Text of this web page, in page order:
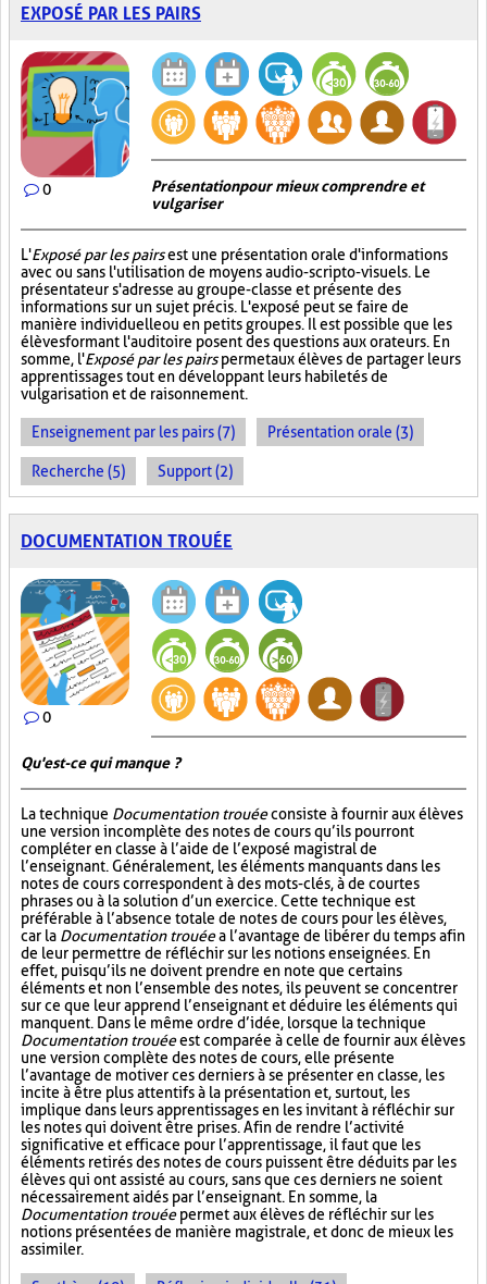
EXPOSÉ PAR LES PAIRS
0
Présentation pour mieux comprendre et
vulgariser
L'Exposé par les pairsest une présentation orale d'informations
avec ou sans l'utilisation de moyens audio-scripto-visuels. Le
présentateur s'adresse au groupe-classe et présente des
informations sur un sujet précis. L'exposé peut se faire de
manière individuelle ou en petits groupes. Il est possible que les
élèves formant l'auditoire posent des questions aux orateurs. En
somme, l'Exposé par les pairspermet aux élèves de partager leurs
apprentissages tout en développant leurs habiletés de
vulgarisation et de raisonnement.
Enseignement par les pairs (7) Présentation orale (3)
Recherche (5) Support (2)
DOCUMENTATION TROUÉE
0
Qu'est-ce qui manque ?
La technique Documentation trouéeconsiste à fournir aux élèves
une version incomplète des notes de cours qu’ils pourront
compléter en classe à l’aide de l’exposé magistral de
l’enseignant. Généralement, les éléments manquants dans les
notes de cours correspondent à des mots-clés, à de courtes
phrases ou à la solution d’un exercice. Cette technique est
préférable à l’absence totale de notes de cours pour les élèves,
car la Documentation trouéea l’avantage de libérer du temps afin
de leur permettre de réfléchir sur les notions enseignées. En
effet, puisqu’ils ne doivent prendre en note que certains
éléments et non l’ensemble des notes, ils peuvent se concentrer
sur ce que leur apprend l’enseignant et déduire les éléments qui
manquent. Dans le même ordre d’idée, lorsque la technique
Documentation trouéeest comparée à celle de fournir aux élèves
une version complète des notes de cours, elle présente
l’avantage de motiver ces derniers à se présenter en classe, les
incite à être plus attentifs à la présentation et, surtout, les
implique dans leurs apprentissages en les invitant à réfléchir sur
les notes qui doivent être prises. Afin de rendre l’activité
significative et efficace pour l’apprentissage, il faut que les
éléments retirés des notes de cours puissent être déduits par les
élèves qui ont assisté au cours, sans que ces derniers ne soient
nécessairement aidés par l’enseignant. En somme, la
Documentation trouéepermet aux élèves de réfléchir sur les
notions présentées de manière magistrale, et donc de mieux les
assimiler.